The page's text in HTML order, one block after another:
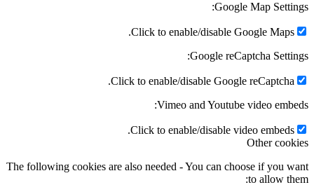
Google
Click to enable/disable
Google
Click to enable/disable Google
Vimeo and Youtube
Click to enable/disable
The following cookies are also needed - You can